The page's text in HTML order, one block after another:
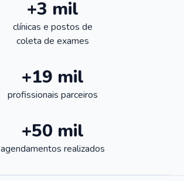
+3 mil
clínicas e postos de
coleta de exames
+19 mil
profissionais parceiros
+50 mil
agendamentos realizados